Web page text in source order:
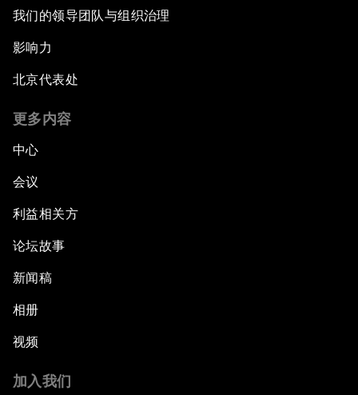
我们的领导团队与组织治理
影响力
北京代表处
更多内容
中心
会议
利益相关方
论坛故事
新闻稿
相册
视频
加入我们